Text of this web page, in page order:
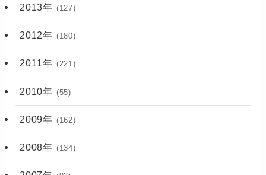
2013年 (127)
2012年 (180)
2011年 (221)
2010年 (55)
2009年 (162)
2008年 (134)